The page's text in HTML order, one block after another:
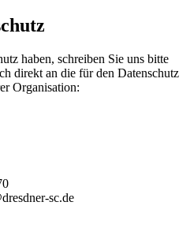
haben, schreiben Sie uns bitte
direkt an die für den Datenschutz
Organisation:
sc.de